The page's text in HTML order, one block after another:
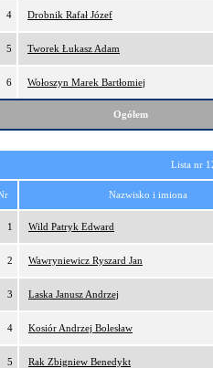
4 Drobnik Rafał Józef
5 Tworek Łukasz Adam
6 Wołoszyn Marek Bartłomiej
Ogółem
Lista nr
Nazwisko i imiona
1 Wild Patryk Edward
2 Wawryniewicz Ryszard Jan
3 Laska Janusz Andrzej
4 Kosiór Andrzej Bolesław
5 Rak Zbigniew Benedykt